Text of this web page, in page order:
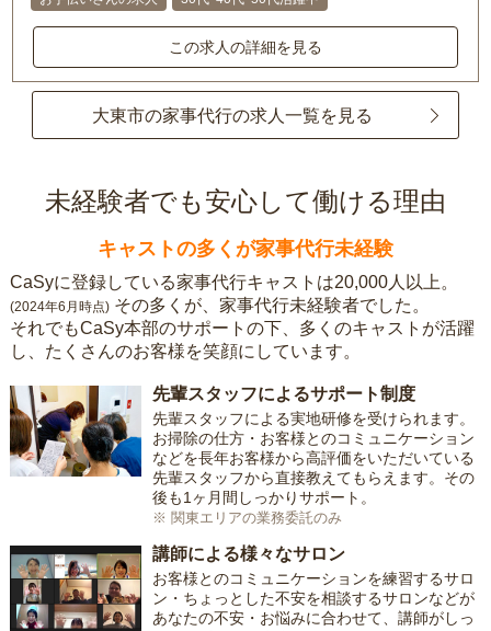
この求人の詳細を見る
大東市の家事代行の求人一覧を見る
未経験者でも安心して働ける理由
キャストの多くが家事代行未経験
CaSyに登録している家事代行キャストは20,000人以上。
(2024年6月時点) その多くが、家事代行未経験者でした。
それでもCaSy本部のサポートの下、多くのキャストが活躍
し、たくさんのお客様を笑顔にしています。
先輩スタッフによるサポート制度
先輩スタッフによる実地研修を受けられます。
お掃除の仕方・お客様とのコミュニケーション
などを長年お客様から高評価をいただいている
先輩スタッフから直接教えてもらえます。その
後も1ヶ月間しっかりサポート。
※ 関東エリアの業務委託のみ
講師による様々なサロン
お客様とのコミュニケーションを練習するサロ
ン・ちょっとした不安を相談するサロンなどが
あなたの不安・お悩みに合わせて、講師がしっ